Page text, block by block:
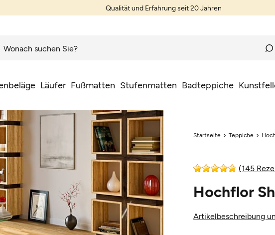
Qualität und Erfahrung seit 20 Jahren
Läufer Fußmatten Stufenmatten Badteppiche
Startseite Teppiche
(145
Hochflor
Artikelbeschreibung